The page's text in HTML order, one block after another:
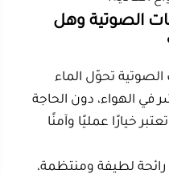
تخفيف جفاف الجو، لكنه لا
في المناطق شديدة الجفاف.
على طبيعة الزيوت
إذا كنت تستخدم زيت
ستشعر برائحة أوضح وأنقى